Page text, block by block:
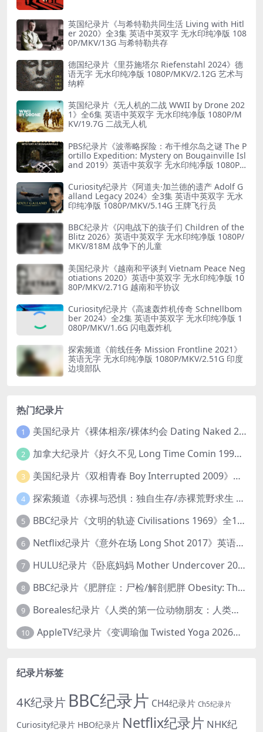
英国纪录片《与希特勒共同生活 Living with Hitl
er 2020》全3集 英语中英双字 无水印纯净版 108
0P/MKV/13G 与希特勒共存
德国纪录片《里芬施塔尔 Riefenstahl 2024》德
语无字 无水印纯净版 1080P/MKV/2.12G 艺术与
纳粹
英国纪录片《无人机的二战 WWII by Drone 202
1》全6集 英语中英双字 无水印纯净版 1080P/M
KV/19.7G 二战无人机
PBS纪录片《波蒂略探险：布干维尔岛之谜 The P
ortillo Expedition: Mystery on Bougainville Isl
and 2019》英语中英双字 无水印纯净版 1080P/
Curiosity纪录片《阿道夫·加兰德的遗产 Adolf G
alland Legacy 2024》全3集 英语中英双字 无水
印纯净版 1080P/MKV/5.14G 王牌飞行员
BBC纪录片《闪电战下的孩子们 Children of the
Blitz 2026》英语中英双字 无水印纯净版 1080P/
MKV/818M 战争下的儿童
美国纪录片《越南和平谈判 Vietnam Peace Neg
otiations 2020》英语中英双字 无水印纯净版 10
80P/MKV/2.71G 越南和平协议
Curiosity纪录片《高速轰炸机传奇 Schnellbom
ber 2024》全2集 英语中英双字 无水印纯净版 1
080P/MKV/1.6G 闪电轰炸机
探索频道《前线任务 Mission Frontline 2021》
英语无字 无水印纯净版 1080P/MKV/2.51G 印度
边境部队
热门纪录片
1 美国纪录片《裸体相亲/裸体约会 Dating Naked 2014-2016》第1-3季全33集 英语中英双字 无水印纯净版 1080P/MKV/85.6G 裸体相亲真人秀
2 加拿大纪录片《好久不见 Long Time Comin 1993》英语中英双字 官方纯净版 1080P/MKV/1G 女同性艺术家
3 美国纪录片《双相青春 Boy Interrupted 2009》英语中英双字 官方纯净版 1080P/MKV/1.43G 青少年躁郁症
4 探索频道《赤裸与恐惧：独自生存/赤裸荒野求生 Naked and Afraid: Solo 2023》第一季全8集 英语中英双字 官方纯净版 高码1080P/MKV/45.4G
5 BBC纪录片《文明的轨迹 Civilisations 1969》全13集 英语中英双字 高清收藏版 1080P/MKV/64.1G 西方艺术史话
6 Netflix纪录片《意外在场 Long Shot 2017》英语中字 720P/NKV/1.06GB 美国谋杀误判案件
7 HULU纪录片《卧底妈妈 Mother Undercover 2023》全4集 英语中英双字 官方纯净版 1080P/MKV/7.6G 拯救孩子
8 BBC纪录片《肥胖症：尸检/解剖肥胖 Obesity: The Post Mortem 2016》英语中英双字 无水印纯净版 1080P/MKV/1.03G
9 Boreales纪录片《人类的第一位动物朋友：人类和狗的神奇故事 Man’s First Friend 2018》英语中英双字 1080P/MP4/1.8G 狗的神奇故事
10 AppleTV纪录片《变调瑜伽 Twisted Yoga 2026》全3集 英语中英双字 无水印纯净版 1080P/MKV/10G 瑜伽大师背后的真相
纪录片标签
4K纪录片 BBC纪录片 CH4纪录片 Ch5纪录片
Curiosity纪录片 HBO纪录片 Netflix纪录片 NHK纪